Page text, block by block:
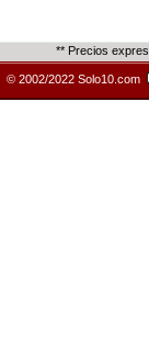
** Precios
© 2002/2022 Solo10.com